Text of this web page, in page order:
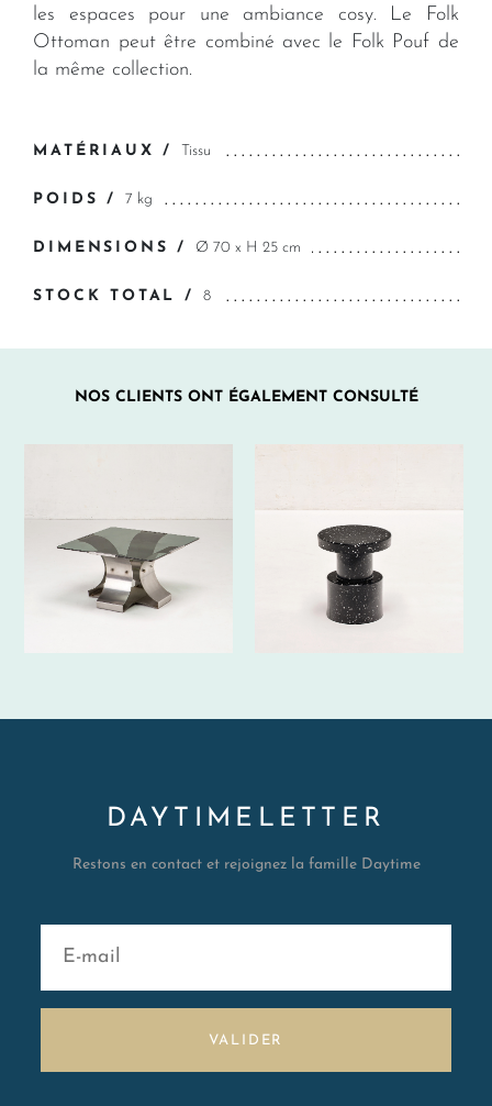
les espaces pour une ambiance cosy. Le Folk
Ottoman peut être combiné avec le Folk Pouf de
la même collection.
MATÉRIAUX / Tissu
POIDS / 7 kg
DIMENSIONS / Ø 70 x H 25 cm
STOCK TOTAL / 8
NOS CLIENTS ONT ÉGALEMENT CONSULTÉ
DAYTIMELETTER
Restons en contact et rejoignez la famille Daytime
VALIDER